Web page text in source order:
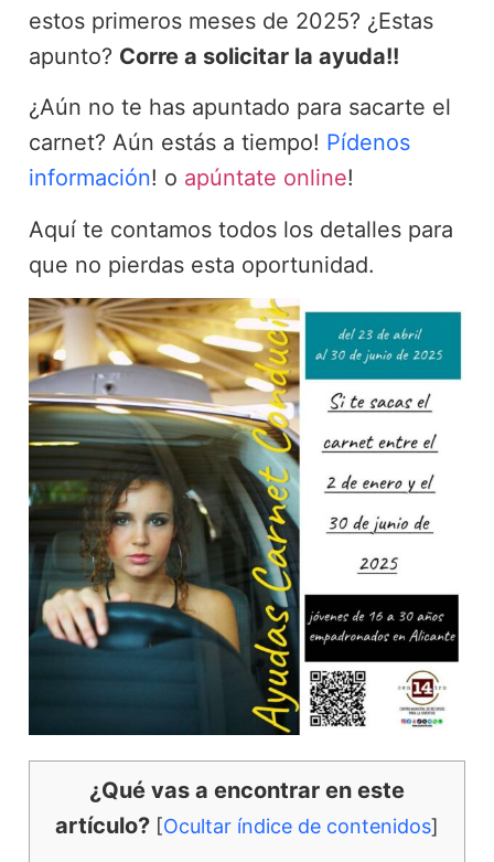
estos primeros meses de 2025? ¿Estas
apunto? Corre a solicitar la ayuda!!
¿Aún no te has apuntado para sacarte el
carnet? Aún estás a tiempo! Pídenos
información! o apúntate online!
Aquí te contamos todos los detalles para
que no pierdas esta oportunidad.
¿Qué vas a encontrar en este
artículo? [Ocultar índice de contenidos]